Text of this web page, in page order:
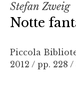
Stefan Zweig
Notte
Piccola
2012 / pp. 228 /